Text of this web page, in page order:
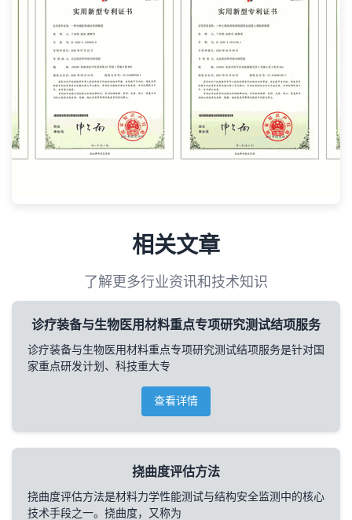
相关文章
了解更多行业资讯和技术知识
诊疗装备与生物医用材料重点专项研究测试结项服务
诊疗装备与生物医用材料重点专项研究测试结项服务是针对国
家重点研发计划、科技重大专
查看详情
挠曲度评估方法
挠曲度评估方法是材料力学性能测试与结构安全监测中的核心
技术手段之一。挠曲度，又称为